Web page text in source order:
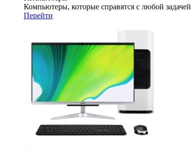
Компьютеры, которые справятся с любой задачей
Перейти